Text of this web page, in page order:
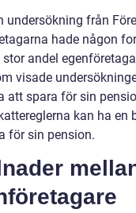
undersökning från
hade någon
andel
visade
att spara för sin
kan ha en
för sin pension.